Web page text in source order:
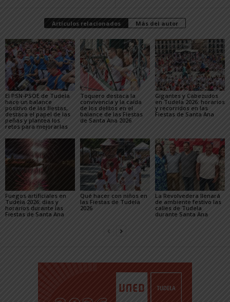
Artículos relacionados Más del autor
El PSN-PSOE de Tudela
hace un balance
positivo de las fiestas,
destaca el papel de las
peñas y plantea los
retos para mejorarlas
Toquero destaca la
convivencia y la caída
de los delitos en el
balance de las Fiestas
de Santa Ana 2026
Gigantes y Cabezudos
en Tudela 2026: horarios
y recorridos en las
Fiestas de Santa Ana
Fuegos artificiales en
Tudela 2026: días y
horarios durante las
Fiestas de Santa Ana
Qué hacer con niños en
las Fiestas de Tudela
2026
La Revolvedera llenará
de ambiente festivo las
calles de Tudela
durante Santa Ana